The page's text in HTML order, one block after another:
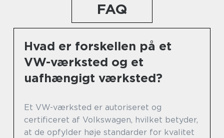
FAQ
Hvad er forskellen på et
VW-værksted og et
uafhængigt værksted?
Et VW-værksted er autoriseret og
certificeret af Volkswagen, hvilket betyder,
at de opfylder høje standarder for kvalitet